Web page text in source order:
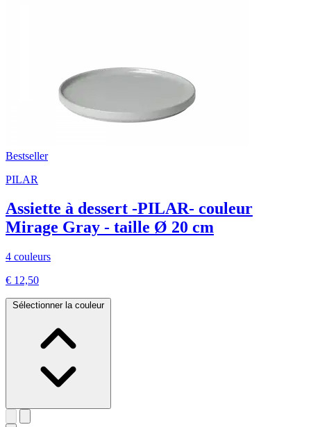
Bestseller
PILAR
Assiette à dessert -PILAR- couleur
Mirage Gray - taille Ø 20 cm
4 couleurs
€ 12,50
Sélectionner la couleur